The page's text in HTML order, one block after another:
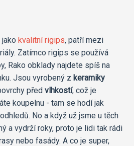
kvalitní rigips, patří mezi
Zatímco rigips se používá
Rako obklady najdete spíš na
Jsou vyrobený z keramiky
před vlhkostí, což je
koupelnu - tam se hodí jak
No a když už jsme u těch
a vydrží roky, proto je lidi tak rádi
nebo fasády. A co je super,